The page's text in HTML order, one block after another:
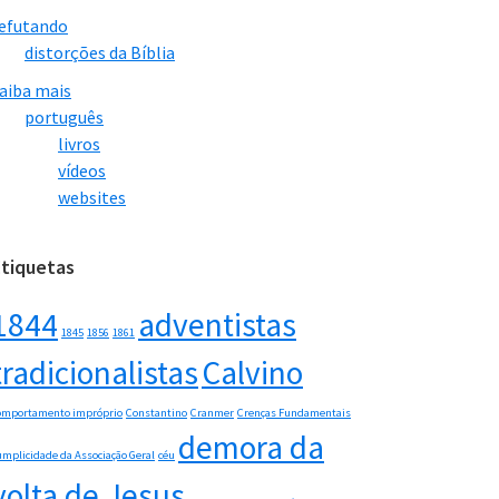
distorções da Bíblia
mais
português
livros
vídeos
websites
1845 1856 1861 adventistas
Calvino
impróprio Constantino Cranmer Crenças Fundamentais
da Associação Geral céu demora da